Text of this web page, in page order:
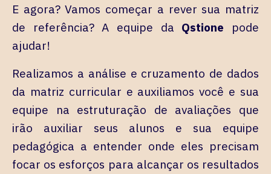
E agora? Vamos começar a rever sua matriz
de referência? A equipe da Qstione pode
ajudar!
Realizamos a análise e cruzamento de dados
da matriz curricular e auxiliamos você e sua
equipe na estruturação de avaliações que
irão auxiliar seus alunos e sua equipe
pedagógica a entender onde eles precisam
focar os esforços para alcançar os resultados